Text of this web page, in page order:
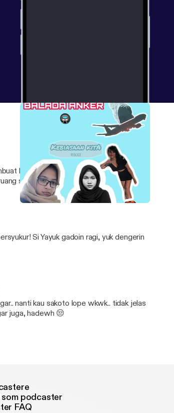
kalian banyak banyak Istighfar :")
sama @suprihatinyn lah ya unfaedah,
Si Yayuk gadoin ragi, yuk dengerin
nanti kau sakoto lope wkwk.. tidak jelas
juga, hadewh 😒
som podcaster
FAQ